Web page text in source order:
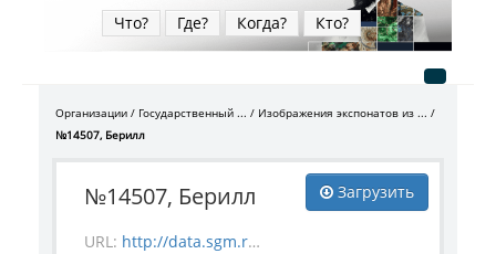
Что? Где? Когда? Кто?
Организации Государственный ...
Изображения экспонатов из ...
№14507, Берилл
Загрузить
№14507, Берилл
URL: http://data.sgm.ru/dataset/17744eed-27fa-4a9a-bc72-4e657fa570af/resource/756b75df-18da-4918-b81a-746dce67baa2/download/mineral_14507.jpg